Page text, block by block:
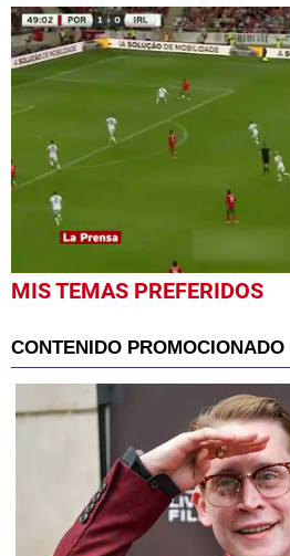
0
seconds
seconds
MIS TEMAS PREFERIDOS